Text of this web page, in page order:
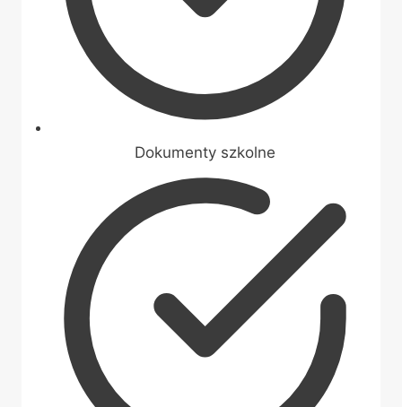
Dokumenty szkolne